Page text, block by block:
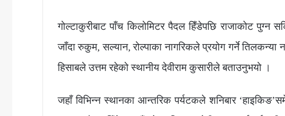
गोल्टाकुरीबाट पाँच किलोमिटर पैदल हिँडेपछि राजाकोट
जाँदा रुकुम, सल्यान, रोल्पाका नागरिकले प्रयोग गर्ने तिलकन्या
हिसाबले उत्तम रहेको स्थानीय देवीराम कुसारीले बताउनुभयो ।
जहाँ विभिन्न स्थानका आन्तरिक पर्यटकले शनिबार